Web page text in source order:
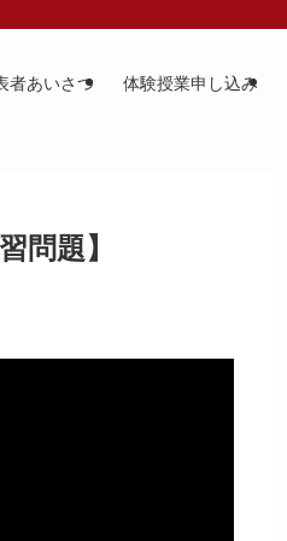
者あいさつ 体験授業申し込み
問題】